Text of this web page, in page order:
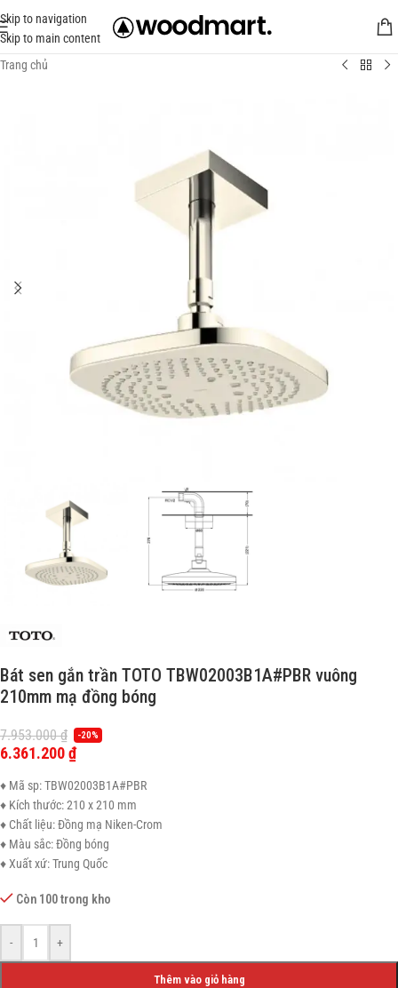
Skip to navigation
Skip to main content
Trang chủ
Bát sen gắn trần TOTO TBW02003B1A#PBR vuông
210mm mạ đồng bóng
7.953.000₫ -20%
6.361.200₫
♦ Mã sp: TBW02003B1A#PBR
♦ Kích thước: 210 x 210 mm
♦ Chất liệu: Đồng mạ Niken-Crom
♦ Màu sắc: Đồng bóng
♦ Xuất xứ: Trung Quốc
Còn 100 trong kho
- +
Thêm vào giỏ hàng